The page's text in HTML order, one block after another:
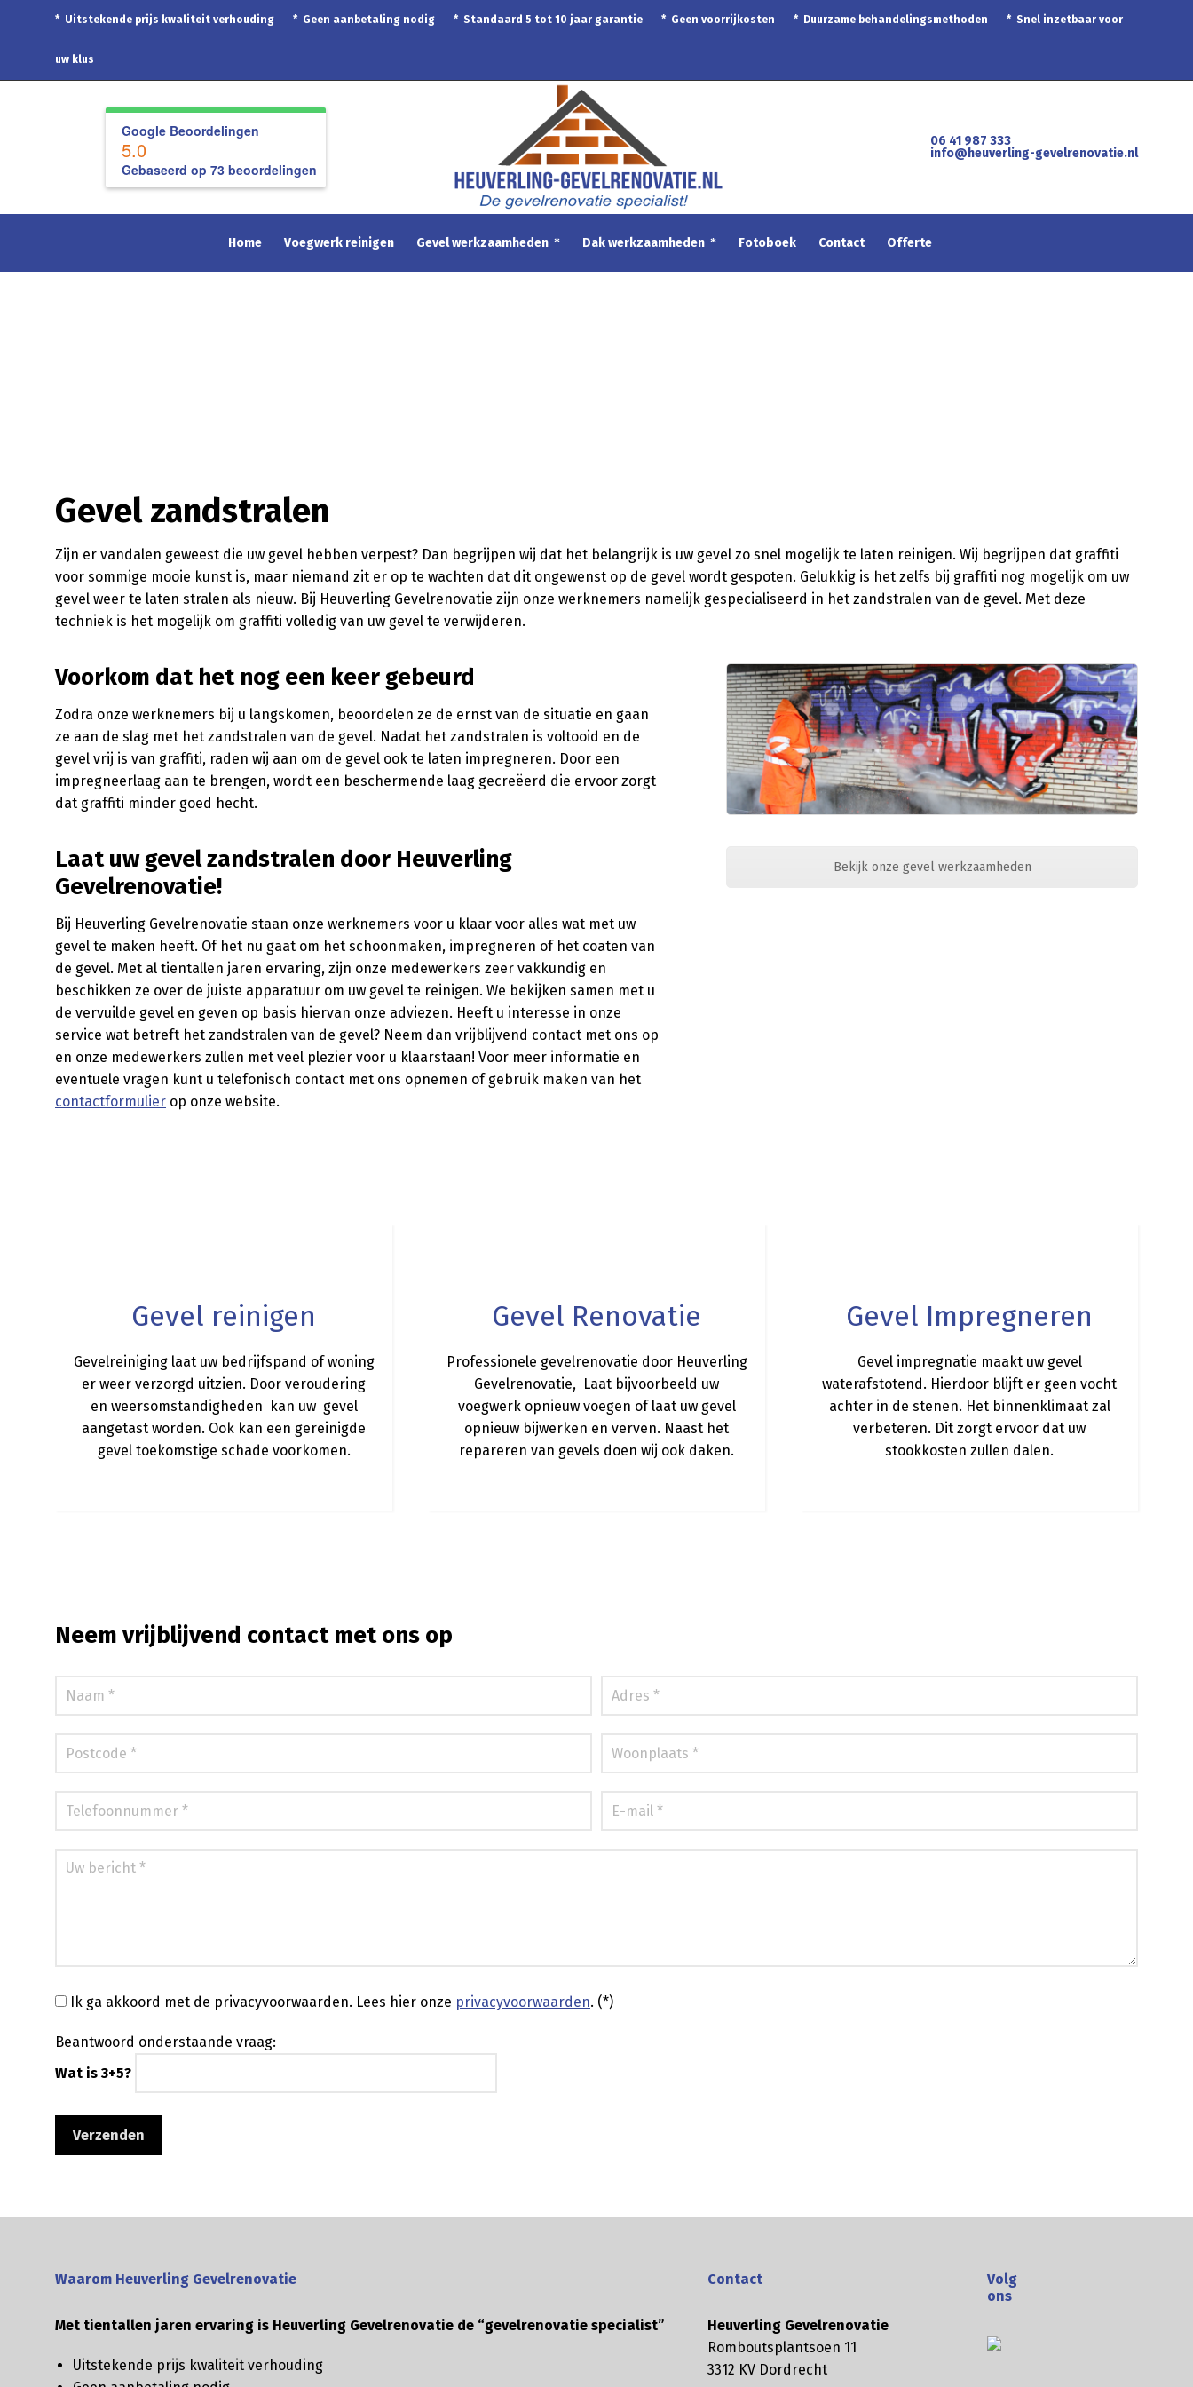
* Uitstekende prijs kwaliteit verhouding * Geen aanbetaling nodig * Standaard 5 tot 10 jaar garantie * Geen voorrijkosten * Duurzame behandelingsmethoden * Snel inzetbaar voor
uw klus
Google Beoordelingen
5.0
Gebaseerd op 73 beoordelingen
06 41 987 333
info@heuverling-gevelrenovatie.nl
Home Voegwerk reinigen Gevel werkzaamheden Dak werkzaamheden Fotoboek Contact Offerte
Gevel zandstralen
Zijn er vandalen geweest die uw gevel hebben verpest? Dan begrijpen wij dat het belangrijk is uw gevel zo snel mogelijk te laten reinigen. Wij begrijpen dat graffiti
voor sommige mooie kunst is, maar niemand zit er op te wachten dat dit ongewenst op de gevel wordt gespoten. Gelukkig is het zelfs bij graffiti nog mogelijk om uw
gevel weer te laten stralen als nieuw. Bij Heuverling Gevelrenovatie zijn onze werknemers namelijk gespecialiseerd in het zandstralen van de gevel. Met deze
techniek is het mogelijk om graffiti volledig van uw gevel te verwijderen.
Voorkom dat het nog een keer gebeurd
Zodra onze werknemers bij u langskomen, beoordelen ze de ernst van de situatie en gaan
ze aan de slag met het zandstralen van de gevel. Nadat het zandstralen is voltooid en de
gevel vrij is van graffiti, raden wij aan om de gevel ook te laten impregneren. Door een
impregneerlaag aan te brengen, wordt een beschermende laag gecreëerd die ervoor zorgt
dat graffiti minder goed hecht.
Laat uw gevel zandstralen door Heuverling
Gevelrenovatie!
Bij Heuverling Gevelrenovatie staan onze werknemers voor u klaar voor alles wat met uw
gevel te maken heeft. Of het nu gaat om het schoonmaken, impregneren of het coaten van
de gevel. Met al tientallen jaren ervaring, zijn onze medewerkers zeer vakkundig en
beschikken ze over de juiste apparatuur om uw gevel te reinigen. We bekijken samen met u
de vervuilde gevel en geven op basis hiervan onze adviezen. Heeft u interesse in onze
service wat betreft het zandstralen van de gevel? Neem dan vrijblijvend contact met ons op
en onze medewerkers zullen met veel plezier voor u klaarstaan! Voor meer informatie en
eventuele vragen kunt u telefonisch contact met ons opnemen of gebruik maken van het
contactformulier op onze website.
Bekijk onze gevel werkzaamheden
Gevel reinigen
Gevelreiniging laat uw bedrijfspand of woning
er weer verzorgd uitzien. Door veroudering
en weersomstandigheden kan uw gevel
aangetast worden. Ook kan een gereinigde
gevel toekomstige schade voorkomen.
Gevel Renovatie
Professionele gevelrenovatie door Heuverling
Gevelrenovatie, Laat bijvoorbeeld uw
voegwerk opnieuw voegen of laat uw gevel
opnieuw bijwerken en verven. Naast het
repareren van gevels doen wij ook daken.
Gevel Impregneren
Gevel impregnatie maakt uw gevel
waterafstotend. Hierdoor blijft er geen vocht
achter in de stenen. Het binnenklimaat zal
verbeteren. Dit zorgt ervoor dat uw
stookkosten zullen dalen.
Neem vrijblijvend contact met ons op
Ik ga akkoord met de privacyvoorwaarden. Lees hier onze privacyvoorwaarden. (*)
Beantwoord onderstaande vraag:
Wat is 3+5?
Waarom Heuverling Gevelrenovatie
Met tientallen jaren ervaring is Heuverling Gevelrenovatie de “gevelrenovatie specialist”
Uitstekende prijs kwaliteit verhouding
Contact
Heuverling Gevelrenovatie
Romboutsplantsoen 11
3312 KV Dordrecht
Volg
ons